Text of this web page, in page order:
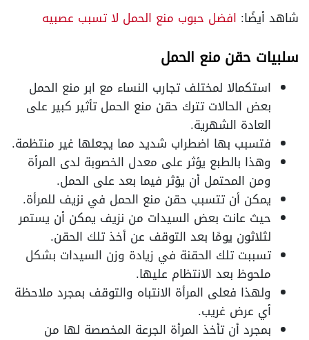
شاهد أيضًا: افضل حبوب منع الحمل لا تسبب عصبيه
سلبيات حقن منع الحمل
استكمالا لمختلف تجارب النساء مع ابر منع الحمل
بعض الحالات تترك حقن منع الحمل تأثير كبير على
العادة الشهرية.
فتسبب بها اضطراب شديد مما يجعلها غير منتظمة.
وهذا بالطبع يؤثر على معدل الخصوبة لدى المرأة
ومن المحتمل أن يؤثر فيما بعد على الحمل.
يمكن أن تتسبب حقن منع الحمل في نزيف للمرأة.
حيث عانت بعض السيدات من نزيف يمكن أن يستمر
لثلاثون يومًا بعد التوقف عن أخذ تلك الحقن.
تسببت تلك الحقنة في زيادة وزن السيدات بشكل
ملحوظ بعد الانتظام عليها.
ولهذا فعلى المرأة الانتباه والتوقف بمجرد ملاحظة
أي عرض غريب.
بمجرد أن تأخذ المرأة الجرعة المخصصة لها من